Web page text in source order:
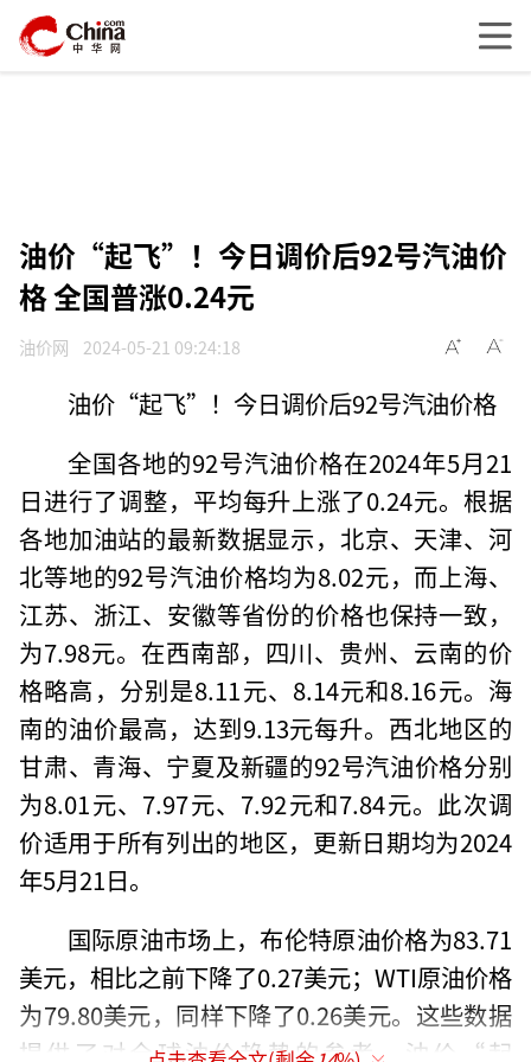
油价“起飞”！今日调价后92号汽油价
格 全国普涨0.24元
油价网 2024-05-21 09:24:18
油价“起飞”！今日调价后92号汽油价格
全国各地的92号汽油价格在2024年5月21
日进行了调整，平均每升上涨了0.24元。根据
各地加油站的最新数据显示，北京、天津、河
北等地的92号汽油价格均为8.02元，而上海、
江苏、浙江、安徽等省份的价格也保持一致，
为7.98元。在西南部，四川、贵州、云南的价
格略高，分别是8.11元、8.14元和8.16元。海
南的油价最高，达到9.13元每升。西北地区的
甘肃、青海、宁夏及新疆的92号汽油价格分别
为8.01元、7.97元、7.92元和7.84元。此次调
价适用于所有列出的地区，更新日期均为2024
年5月21日。
国际原油市场上，布伦特原油价格为83.71
美元，相比之前下降了0.27美元；WTI原油价格
为79.80美元，同样下降了0.26美元。这些数据
提供了对全球油价趋势的参考。油价“起